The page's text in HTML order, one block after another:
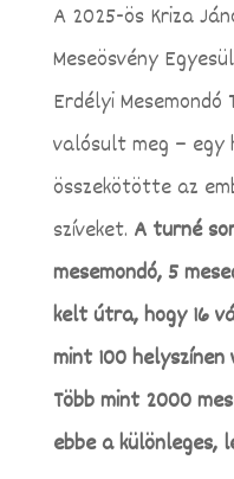
A 2025-ös Kriza
Meseösvény
Erdélyi
valósult meg – egy
összekötötte az
szíveket. A turné
mesemondó, 5
kelt útra, hogy 16
mint 100
Több mint 2000
ebbe a különleges,